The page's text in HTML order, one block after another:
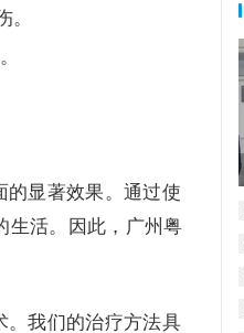
。
的显著效果。通过使
生活。因此，广州粤
。我们的治疗方法具